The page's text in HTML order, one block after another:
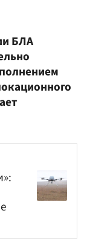
БЛА